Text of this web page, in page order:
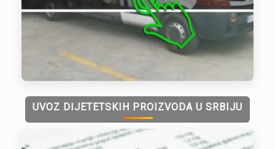
UVOZ DIJETETSKIH PROIZVODA U SRBIJU